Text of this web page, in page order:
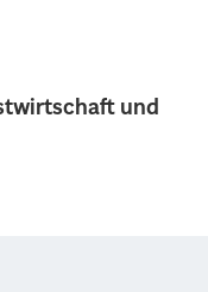
und